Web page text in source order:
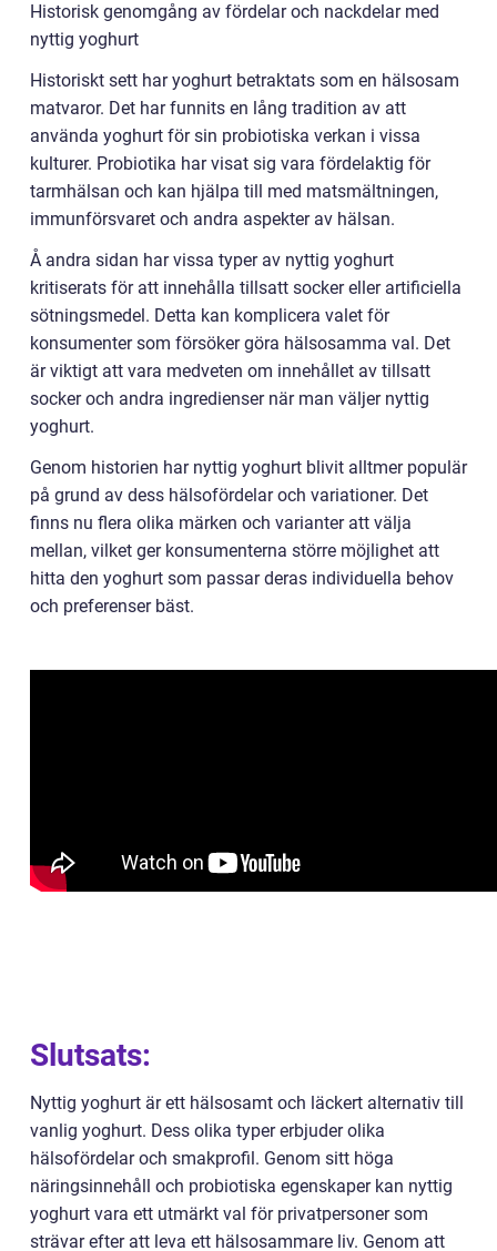
Historisk genomgång av fördelar och nackdelar med
nyttig yoghurt
Historiskt sett har yoghurt betraktats som en hälsosam
matvaror. Det har funnits en lång tradition av att
använda yoghurt för sin probiotiska verkan i vissa
kulturer. Probiotika har visat sig vara fördelaktig för
tarmhälsan och kan hjälpa till med matsmältningen,
immunförsvaret och andra aspekter av hälsan.
Å andra sidan har vissa typer av nyttig yoghurt
kritiserats för att innehålla tillsatt socker eller artificiella
sötningsmedel. Detta kan komplicera valet för
konsumenter som försöker göra hälsosamma val. Det
är viktigt att vara medveten om innehållet av tillsatt
socker och andra ingredienser när man väljer nyttig
yoghurt.
Genom historien har nyttig yoghurt blivit alltmer populär
på grund av dess hälsofördelar och variationer. Det
finns nu flera olika märken och varianter att välja
mellan, vilket ger konsumenterna större möjlighet att
hitta den yoghurt som passar deras individuella behov
och preferenser bäst.
Slutsats:
Nyttig yoghurt är ett hälsosamt och läckert alternativ till
vanlig yoghurt. Dess olika typer erbjuder olika
hälsofördelar och smakprofil. Genom sitt höga
näringsinnehåll och probiotiska egenskaper kan nyttig
yoghurt vara ett utmärkt val för privatpersoner som
strävar efter att leva ett hälsosammare liv. Genom att